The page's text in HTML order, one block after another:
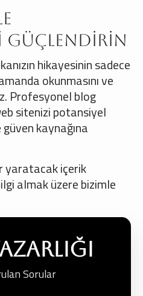
Güçlendirin
hikayesinin sadece
okunmasını ve
Profesyonel blog
sitenizi potansiyel
kaynağına
yaratacak içerik
almak üzere bizimle
Sorular